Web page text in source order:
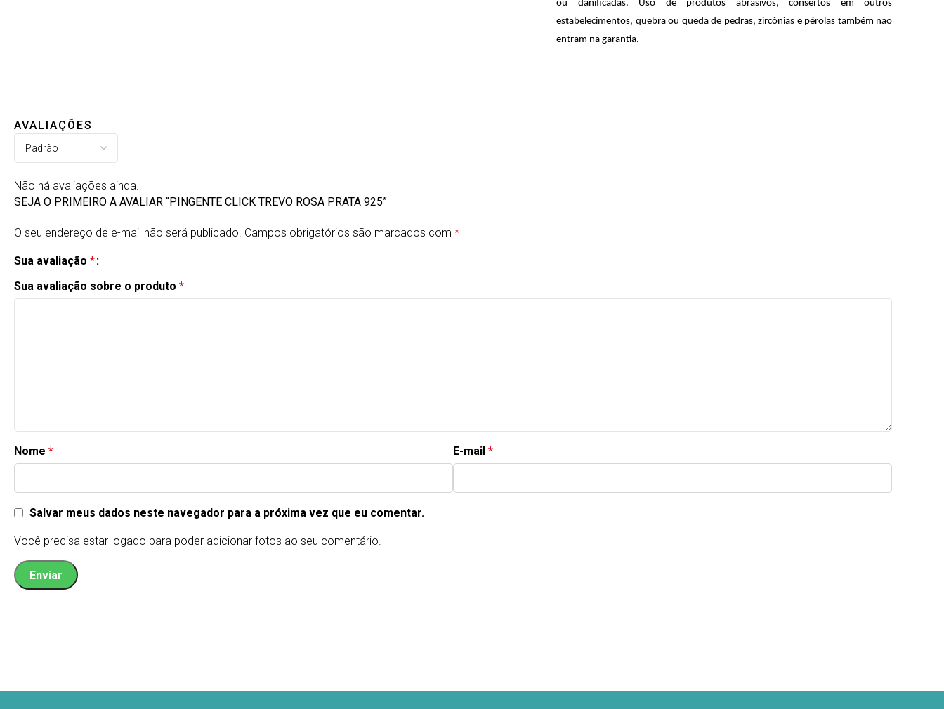
ou danificadas. Uso de produtos abrasivos, consertos em outros
estabelecimentos, quebra ou queda de pedras, zircônias e pérolas também não
entram na garantia.
AVALIAÇÕES
Não há avaliações ainda.
SEJA O PRIMEIRO A AVALIAR “PINGENTE CLICK TREVO ROSA PRATA 925”
O seu endereço de e-mail não será publicado. Campos obrigatórios são marcados com *
Sua avaliação *
Sua avaliação sobre o produto *
Nome * E-mail *
Salvar meus dados neste navegador para a próxima vez que eu comentar.
Você precisa estar logado para poder adicionar fotos ao seu comentário.